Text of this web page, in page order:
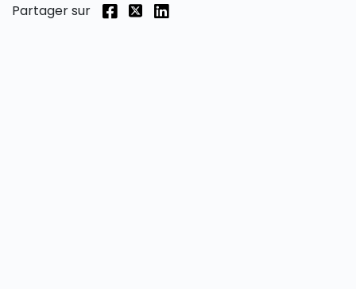
Partager sur